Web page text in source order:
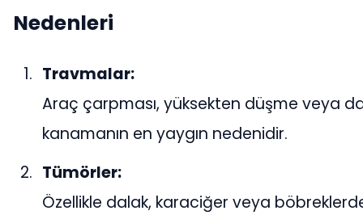
Nedenleri
Travmalar:
Araç çarpması, yüksekten düşme veya
kanamanın en yaygın nedenidir.
Tümörler:
Özellikle dalak, karaciğer veya